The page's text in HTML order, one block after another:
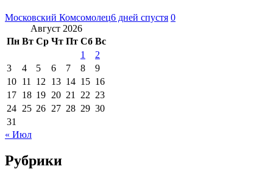
Московский Комсомолец6 дней спустя 0
Август 2026
Пн Вт Ср Чт Пт Сб Вс
1
2
3
4 5 6 7 8
9
10 11 12 13 14 15 16
17 18 19 20 21 22 23
24 25 26 27 28 29 30
31
« Июл
Рубрики